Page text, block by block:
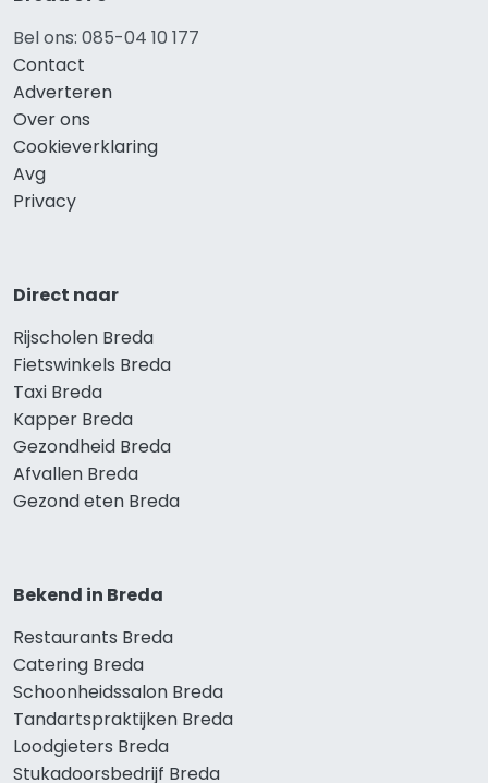
Bel ons: 085-04 10 177
Contact
Adverteren
Over ons
Cookieverklaring
Avg
Privacy
Direct naar
Rijscholen Breda
Fietswinkels Breda
Taxi Breda
Kapper Breda
Gezondheid Breda
Afvallen Breda
Gezond eten Breda
Bekend in Breda
Restaurants Breda
Catering Breda
Schoonheidssalon Breda
Tandartspraktijken Breda
Loodgieters Breda
Stukadoorsbedrijf Breda